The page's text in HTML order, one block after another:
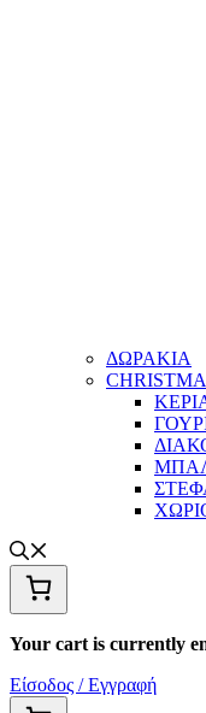
ΔΩΡΑΚΙΑ
Your cart is currently
Είσοδος / Εγγραφή